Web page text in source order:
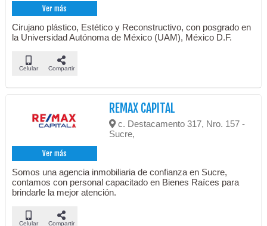
Ver más
Cirujano plástico, Estético y Reconstructivo, con posgrado en
la Universidad Autónoma de México (UAM), México D.F.
Celular Compartir
Ver más
REMAX CAPITAL
c. Destacamento 317, Nro. 157 -
Sucre,
Somos una agencia inmobiliaria de confianza en Sucre,
contamos con personal capacitado en Bienes Raíces para
brindarle la mejor atención.
Celular Compartir